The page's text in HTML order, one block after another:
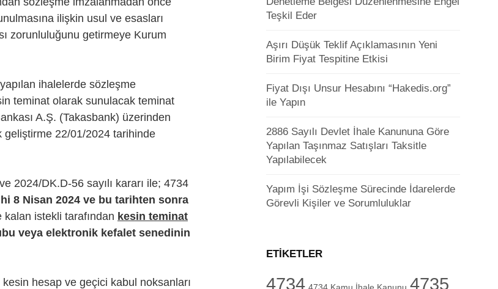
ilişkin usul ve esasları
zorunluluğunu getirmeye Kurum
ihalelerde sözleşme
teminat olarak sunulacak teminat
A.Ş. (Takasbank) üzerinden
22/01/2024 tarihinde
2024/DK.D-56 sayılı kararı ile; 4734
8 Nisan 2024 ve bu tarihten sonra
istekli tarafından kesin teminat
veya elektronik kefalet senedinin
hesap ve geçici kabul noksanları
Teşkil Eder
Aşırı Düşük Teklif Açıklamasının Yeni
Birim Fiyat Tespitine Etkisi
Fiyat Dışı Unsur Hesabını “Hakedis.org”
ile Yapın
2886 Sayılı Devlet İhale Kanununa Göre
Yapılan Taşınmaz Satışları Taksitle
Yapılabilecek
Yapım İşi Sözleşme Sürecinde İdarelerde
Görevli Kişiler ve Sorumluluklar
ETIKETLER
4734 4735